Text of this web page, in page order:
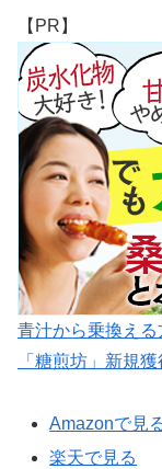
【PR】
青汁から乗換え
「糖煎坊」新規
Amazonで見
楽天で見る